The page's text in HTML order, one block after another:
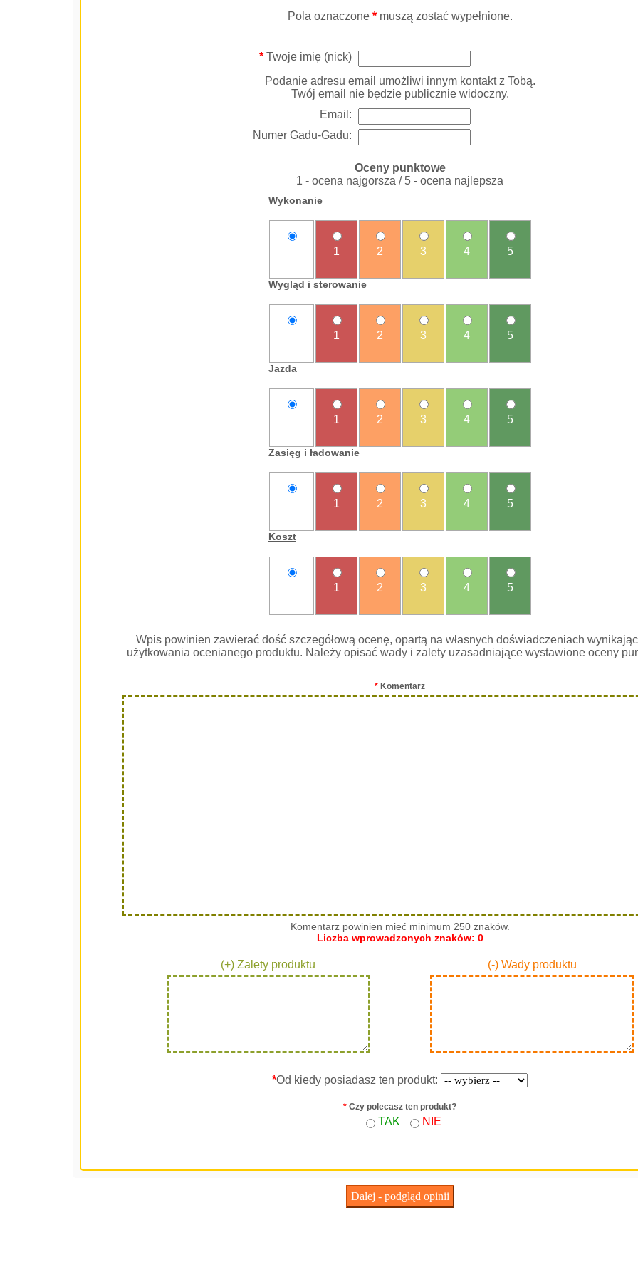
Pola oznaczone *muszą zostać wypełnione.
*Twoje imię (nick)
Podanie adresu email umożliwi innym kontakt z Tobą.
Twój email nie będzie publicznie widoczny.
Email:
Numer Gadu-Gadu:
Oceny punktowe
1 - ocena najgorsza / 5 - ocena najlepsza
Wykonanie
1 2 3 4 5
Wygląd i sterowanie
1 2 3 4 5
Jazda
1 2 3 4 5
Zasięg i ładowanie
1 2 3 4 5
Koszt
1 2 3 4 5
Wpis powinien zawierać dość szczegółową ocenę, opartą na własnych doświadczeniach
użytkowania ocenianego produktu. Należy opisać wady i zalety uzasadniające wystawione oceny
* Komentarz
Komentarz powinien mieć minimum 250 znaków.
Liczba wprowadzonych znaków: 0
(+) Zalety produktu (-) Wady produktu
*Od kiedy posiadasz ten produkt:
* Czy polecasz ten produkt?
TAK NIE